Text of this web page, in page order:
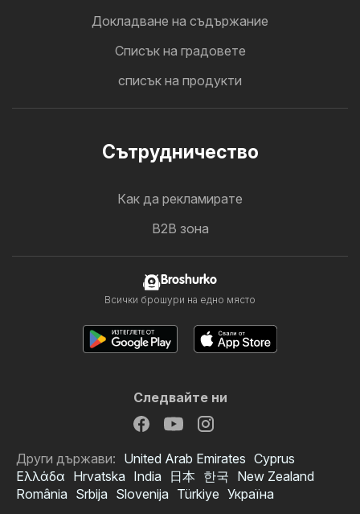
Докладване на съдържание
Cписък на градовете
списък на продукти
Cътрудничество
Как да рекламирате
B2B зона
Broshurko
Всички брошури на едно място
Следвайте ни
Други държави: United Arab Emirates Cyprus
Ελλάδα Hrvatska India 日本 한국 New Zealand
România Srbija Slovenija Türkiye Україна